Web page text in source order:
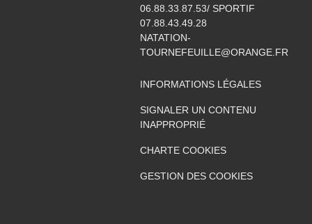
06.88.33.87.53/ SPORTIF
07.88.43.49.28
NATATION-
TOURNEFEUILLE@ORANGE.FR
INFORMATIONS LÉGALES
SIGNALER UN CONTENU
INAPPROPRIÉ
CHARTE COOKIES
GESTION DES COOKIES